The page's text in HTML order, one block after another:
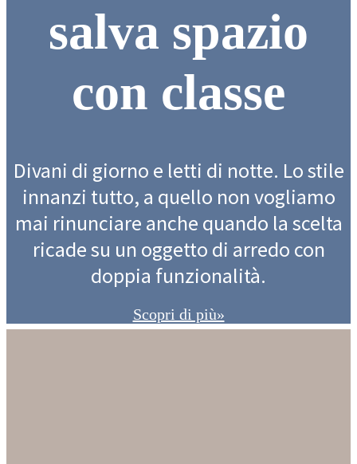
salva spazio
con classe
Divani di giorno e letti di notte. Lo stile
innanzi tutto, a quello non vogliamo
mai rinunciare anche quando la scelta
ricade su un oggetto di arredo con
doppia funzionalità.
Scopri di più»